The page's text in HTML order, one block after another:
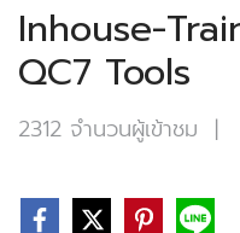
Inhouse-
QC7 Tools
2312 จำนวนผู้เข้าชม |